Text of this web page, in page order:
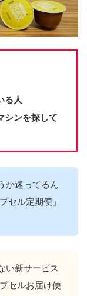
る人
シンを探して
か迷ってるん
セル定期便」
い新サービス
セルお届け便